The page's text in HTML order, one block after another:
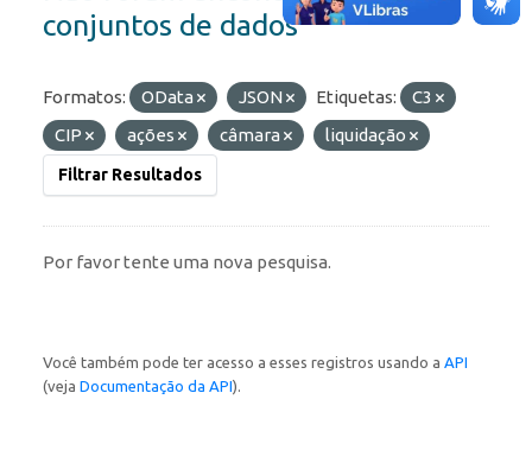
conjuntos de dados
Formatos: OData JSON Etiquetas:
C3
CIP
ações câmara liquidação
Filtrar Resultados
Por favor tente uma nova pesquisa.
Você também pode ter acesso a esses registros usando a API
(veja Documentação da API).